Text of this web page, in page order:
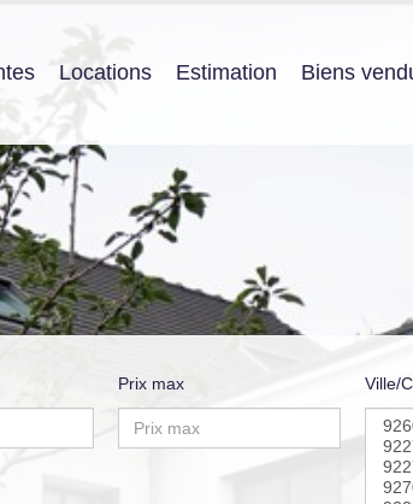
Locations Estimation Biens
Prix max Ville/